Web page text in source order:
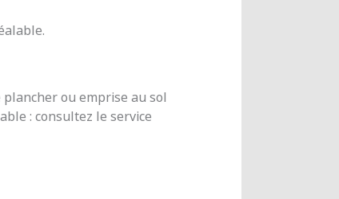
ou emprise au sol
: consultez le service